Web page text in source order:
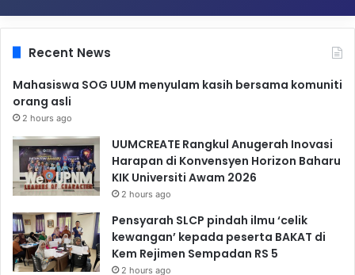
Recent News
Mahasiswa SOG UUM menyulam kasih bersama komuniti
orang asli
2 hours ago
UUMCREATE Rangkul Anugerah Inovasi
Harapan di Konvensyen Horizon Baharu
KIK Universiti Awam 2026
2 hours ago
Pensyarah SLCP pindah ilmu ‘celik
kewangan’ kepada peserta BAKAT di
Kem Rejimen Sempadan RS 5
2 hours ago